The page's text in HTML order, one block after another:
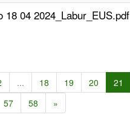
18 04 2024_Labur_EUS.pdf
... 18 19 20 21
57 58 »